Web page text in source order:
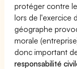
protéger contre
lors de l'exercice
géographe
morale
donc important
responsabilité